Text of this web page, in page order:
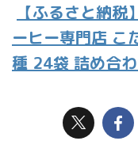
【ふるさと納
ーヒー専門店 こ
種 24袋 詰め合